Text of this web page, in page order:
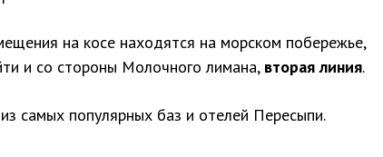
на косе находятся на морском побережье,
и со стороны Молочного лимана, вторая линия.
самых популярных баз и отелей Пересыпи.